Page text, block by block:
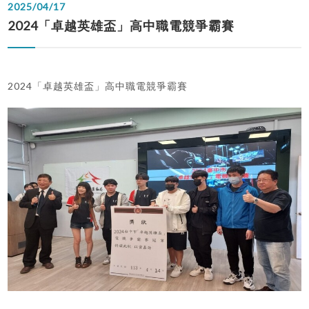
2025/04/17
2024「卓越英雄盃」高中職電競爭霸賽
2024「卓越英雄盃」高中職電競爭霸賽